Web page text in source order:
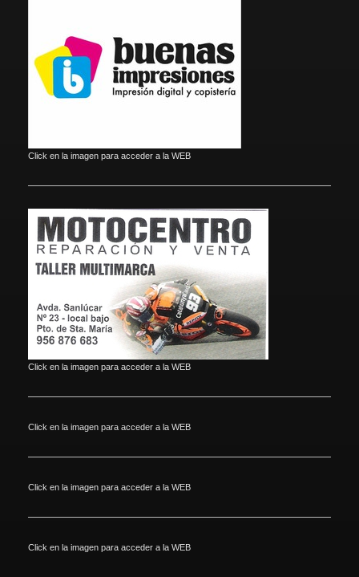
Click en la imagen para acceder a la WEB
Click en la imagen para acceder a la WEB
Click en la imagen para acceder a la WEB
Click en la imagen para acceder a la WEB
Click en la imagen para acceder a la WEB